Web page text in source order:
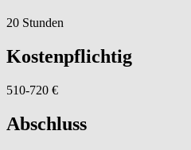
20 Stunden
Kostenpflichtig
510-720 €
Abschluss